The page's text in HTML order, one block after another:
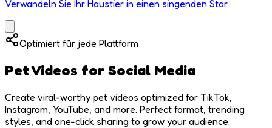
Verwandeln Sie Ihr Haustier in einen singenden Star
Optimiert für jede Plattform
Pet Videos for Social Media
Create viral-worthy pet videos optimized for TikTok,
Instagram, YouTube, and more. Perfect format, trending
styles, and one-click sharing to grow your audience.